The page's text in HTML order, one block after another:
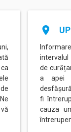
place
de
a apei
fi
cauza